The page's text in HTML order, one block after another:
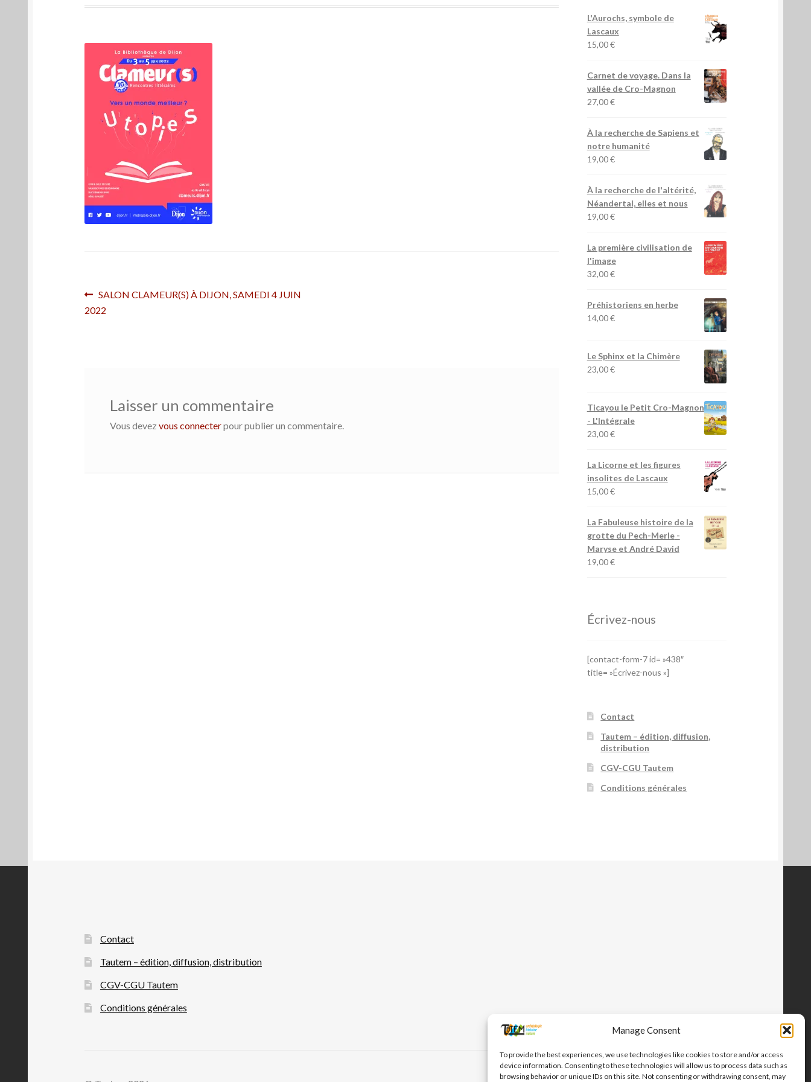
Manage Consent
To provide the best experiences, we use technologies like cookies to store and/or access
device information. Consenting to these technologies will allow us to process data such as
browsing behavior or unique IDs on this site. Not consenting or withdrawing consent, may
Navigation
de
Article
précédent :
SALON CLAMEUR(S) À DIJON, SAMEDI 4 JUIN
2022
Laisser un commentaire
Vous devez vous connecterpour publier un commentaire.
L'Aurochs, symbole de
Lascaux
15,00€
Carnet de voyage. Dans la
vallée de Cro-Magnon
27,00€
À la recherche de Sapiens et
notre humanité
19,00€
À la recherche de l'altérité,
Néandertal, elles et nous
19,00€
La première civilisation de
l'image
32,00€
Préhistoriens en herbe
14,00€
Le Sphinx et la Chimère
23,00€
Ticayou le Petit Cro-Magnon
- L'Intégrale
23,00€
La Licorne et les figures
insolites de Lascaux
15,00€
La Fabuleuse histoire de la
grotte du Pech-Merle-
Maryse et André David
19,00€
Écrivez-nous
[contact-form-7 id= »438″
title= »Écrivez-nous »]
Contact
Tautem – édition, diffusion,
distribution
CGV-CGU Tautem
Conditions générales
Contact
Tautem – édition, diffusion, distribution
CGV-CGU Tautem
Conditions générales